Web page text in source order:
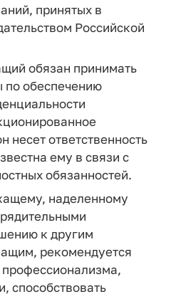
принятых в
Российской
обязан принимать
по обеспечению
несет ответственность
ему в связи с
обязанностей.
наделенному
к другим
рекомендуется
способствовать